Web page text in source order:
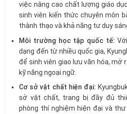
việc nâng cao chất lượng giáo
sinh viên kiến thức chuyên môn
thành thạo và khả năng tư duy
Môi trường học tập quốc tế:
dạng đến từ nhiều quốc gia,
để sinh viên giao lưu văn hóa, mở
kỹ năng ngoại ngữ.
Cơ sở vật chất hiện đại:
sở vật chất, trang bị đầy đủ
phòng thí nghiệm hiện đại và